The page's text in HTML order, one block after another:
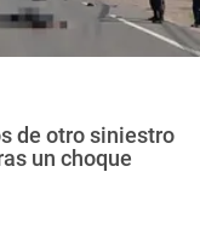
de otro siniestro
un choque